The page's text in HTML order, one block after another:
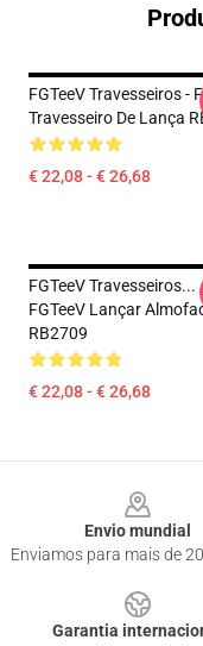
FGTeeV Travesseiros -
Travesseiro De Lança
€ 22,08 - € 26,68
FGTeeV Travesseiros...
FGTeeV Lançar
RB2709
€ 22,08 - € 26,68
Envio mundial
Enviamos para mais de
Garantia